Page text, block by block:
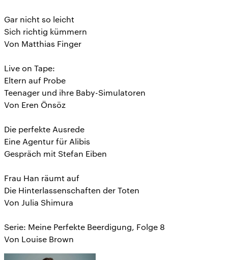
Gar nicht so leicht
Sich richtig kümmern
Von Matthias Finger
Live on Tape:
Eltern auf Probe
Teenager und ihre Baby-Simulatoren
Von Eren Önsöz
Die perfekte Ausrede
Eine Agentur für Alibis
Gespräch mit Stefan Eiben
Frau Han räumt auf
Die Hinterlassenschaften der Toten
Von Julia Shimura
Serie: Meine Perfekte Beerdigung, Folge 8
Von Louise Brown